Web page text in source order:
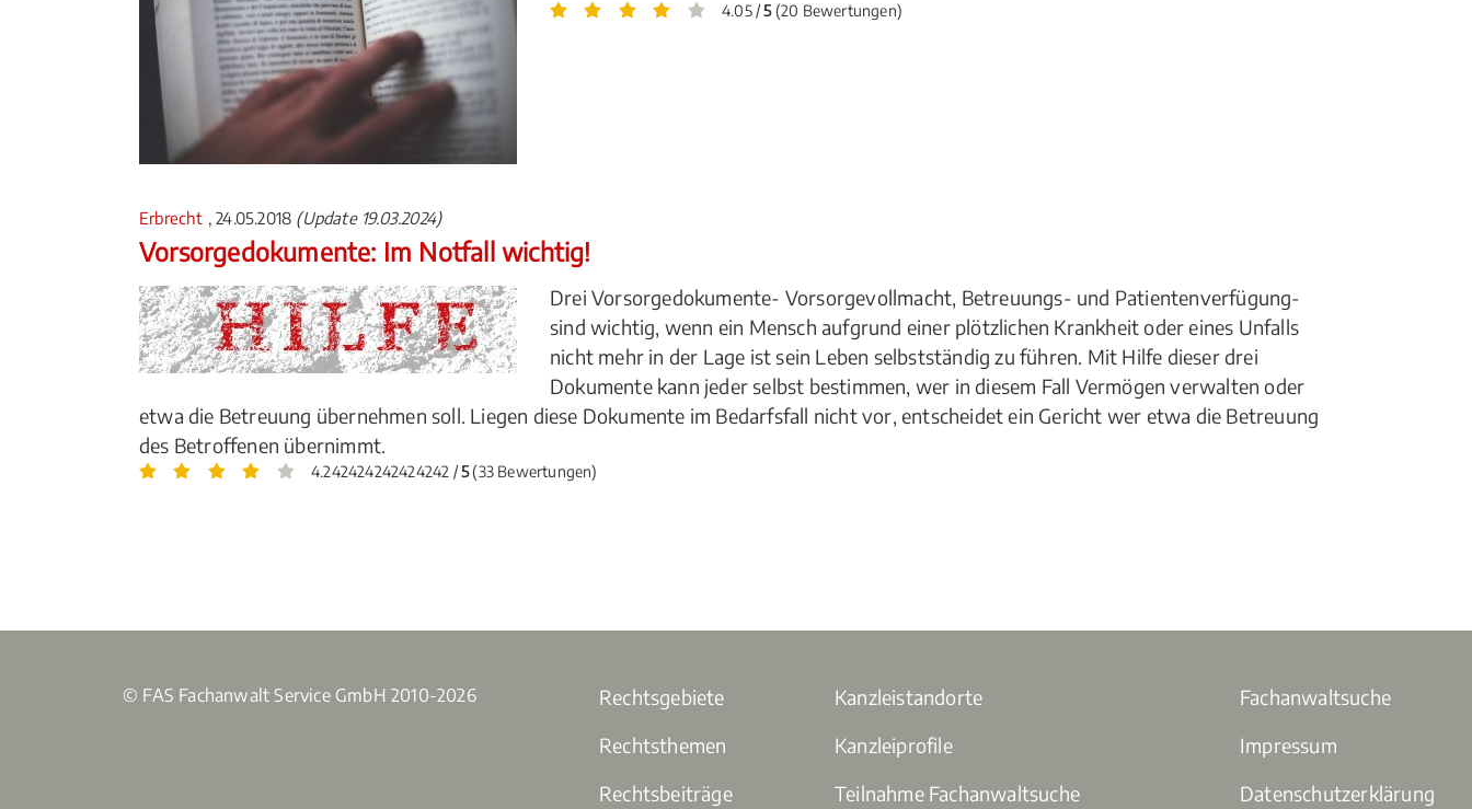
4.05 /5(20 Bewertungen)
Erbrecht , 24.05.2018 (Update 19.03.2024)
Vorsorgedokumente: Im Notfall wichtig!
Drei Vorsorgedokumente- Vorsorgevollmacht, Betreuungs- und Patientenverfügung-
sind wichtig, wenn ein Mensch aufgrund einer plötzlichen Krankheit oder eines Unfalls
nicht mehr in der Lage ist sein Leben selbstständig zu führen. Mit Hilfe dieser drei
Dokumente kann jeder selbst bestimmen, wer in diesem Fall Vermögen verwalten oder
etwa die Betreuung übernehmen soll. Liegen diese Dokumente im Bedarfsfall nicht vor, entscheidet ein Gericht wer etwa die Betreuung
des Betroffenen übernimmt.
4.242424242424242 /5(33 Bewertungen)
© FAS Fachanwalt Service GmbH 2010-2026
Rechtsgebiete
Rechtsthemen
Rechtsbeiträge
Kanzleistandorte
Kanzleiprofile
Teilnahme Fachanwaltsuche
Fachanwaltsuche
Impressum
Datenschutzerklärung